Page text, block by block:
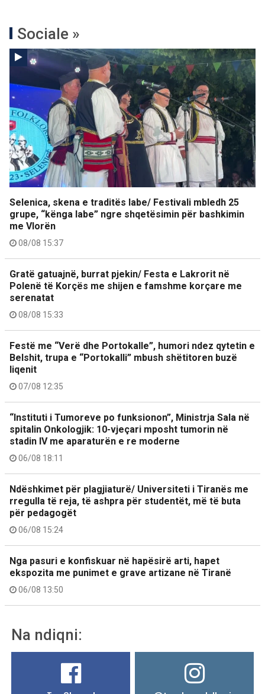
Sociale »
Selenica, skena e traditës labe/ Festivali mbledh 25
grupe, “kënga labe” ngre shqetësimin për bashkimin
me Vlorën
08/08 15:37
Gratë gatuajnë, burrat pjekin/ Festa e Lakrorit në
Polenë të Korçës me shijen e famshme korçare me
serenatat
08/08 15:33
Festë me “Verë dhe Portokalle”, humori ndez qytetin e
Belshit, trupa e “Portokalli” mbush shëtitoren buzë
liqenit
07/08 12:35
“Instituti i Tumoreve po funksionon”, Ministrja Sala në
spitalin Onkologjik: 10-vjeçari mposht tumorin në
stadin IV me aparaturën e re moderne
06/08 18:11
Ndëshkimet për plagjiaturë/ Universiteti i Tiranës me
rregulla të reja, të ashpra për studentët, më të buta
për pedagogët
06/08 15:24
Nga pasuri e konfiskuar në hapësirë arti, hapet
ekspozita me punimet e grave artizane në Tiranë
06/08 13:50
Na ndiqni: